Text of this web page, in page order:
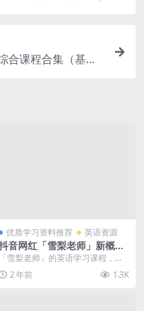
合课程合集（基础
优质学习资料推荐 英语资源
音网红「雪梨老师」新概念
英语第一册和第二册 视频课+
入门提高经典课程 【百度网
「雪梨老师」的英语学习课程，非
常多的孩子都喜欢，「雪梨老师新
念英语更是帮助很多...
2 年前 1.3K